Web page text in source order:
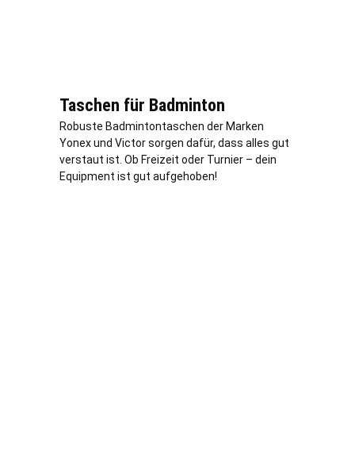
Taschen für Badminton
Robuste Badmintontaschen der Marken
Yonex und Victor sorgen dafür, dass alles gut
verstaut ist. Ob Freizeit oder Turnier – dein
Equipment ist gut aufgehoben!